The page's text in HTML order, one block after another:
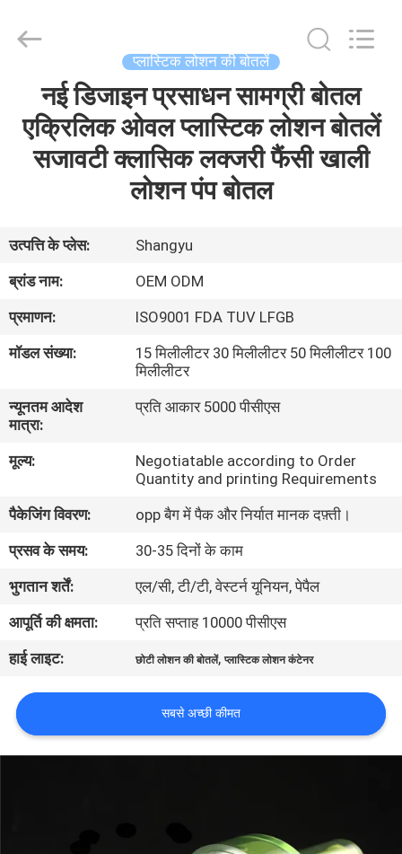
उत्पादों
बारे
में
कारखाना
भ्रमण
गुणवत्ता
नियंत्रण
संपर्क
करें
एक
उद्धरण
की
विनती
करे
Haojin
Plastic
प्लास्टिक लोशन की बोतलें
नई डिजाइन प्रसाधन सामग्री बोतल
एक्रिलिक ओवल प्लास्टिक लोशन बोतलें
सजावटी क्लासिक लक्जरी फैंसी खाली
लोशन पंप बोतल
उत्पत्ति के प्लेस:
Shangyu
ब्रांड नाम:
OEM ODM
प्रमाणन:
ISO9001 FDA TUV LFGB
मॉडल संख्या:
15 मिलीलीटर 30 मिलीलीटर 50 मिलीलीटर 100
मिलीलीटर
न्यूनतम आदेश
मात्रा:
प्रति आकार 5000 पीसीएस
मूल्य:
Negotiatable according to Order
Quantity and printing Requirements
पैकेजिंग विवरण:
opp बैग में पैक और निर्यात मानक दफ़्ती।
प्रसव के समय:
30-35 दिनों के काम
भुगतान शर्तें:
एल/सी, टी/टी, वेस्टर्न यूनियन, पेपैल
आपूर्ति की क्षमता:
प्रति सप्ताह 10000 पीसीएस
हाई लाइट:
छोटी लोशन की बोतलें,प्लास्टिक लोशन कंटेनर
सबसे अच्छी कीमत